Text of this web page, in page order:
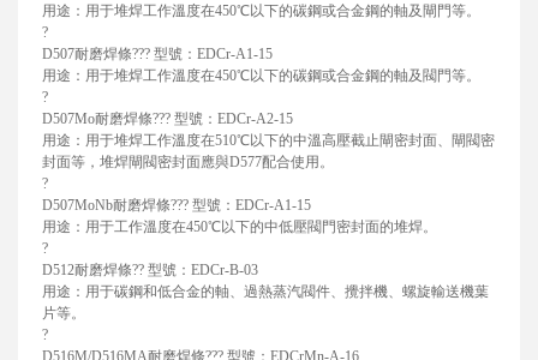
用途：用于堆焊工作溫度在450℃以下的碳鋼或合金鋼的軸及閘門等。
?
D507耐磨焊條??? 型號：EDCr-A1-15
用途：用于堆焊工作溫度在450℃以下的碳鋼或合金鋼的軸及閥門等。
?
D507Mo耐磨焊條??? 型號：EDCr-A2-15
用途：用于堆焊工作溫度在510℃以下的中溫高壓截止閘密封面、閘閥密
封面等，堆焊閘閥密封面應與D577配合使用。
?
D507MoNb耐磨焊條??? 型號：EDCr-A1-15
用途：用于工作溫度在450℃以下的中低壓閥門密封面的堆焊。
?
D512耐磨焊條?? 型號：EDCr-B-03
用途：用于碳鋼和低合金的軸、過熱蒸汽閥件、攪拌機、螺旋輸送機葉
片等。
?